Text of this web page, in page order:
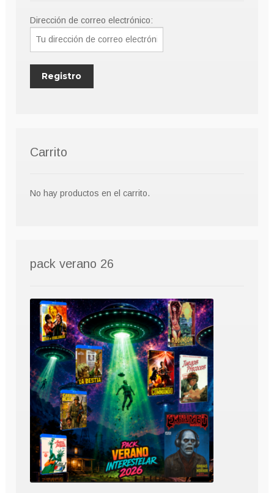
Dirección de correo electrónico:
Carrito
No hay productos en el carrito.
pack verano 26